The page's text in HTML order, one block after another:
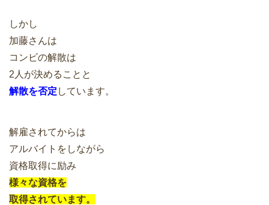
しかし
加藤さんは
コンビの解散は
2人が決めることと
解散を否定 しています。
解雇されてからは
アルバイトをしながら
資格取得に励み
様々な資格を
取得されています。